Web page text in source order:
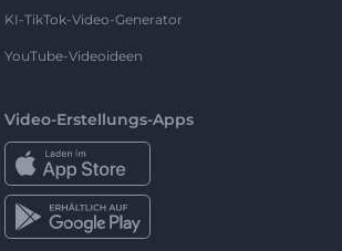
KI-TikTok-Video-Generator
YouTube-Videoideen
Video-Erstellungs-Apps